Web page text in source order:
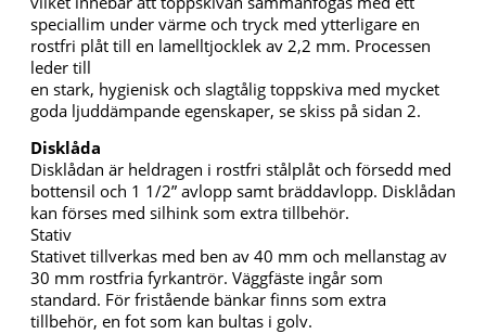
speciallim under värme och tryck med ytterligare en
rostfri plåt till en lamelltjocklek av 2,2 mm. Processen
leder till
en stark, hygienisk och slagtålig toppskiva med mycket
goda ljuddämpande egenskaper, se skiss på sidan 2.
Disklåda
Disklådan är heldragen i rostfri stålplåt och försedd med
bottensil och 1 1/2” avlopp samt bräddavlopp. Disklådan
kan förses med silhink som extra tillbehör.
Stativ
Stativet tillverkas med ben av 40 mm och mellanstag av
30 mm rostfria fyrkantrör. Väggfäste ingår som
standard. För fristående bänkar finns som extra
tillbehör, en fot som kan bultas i golv.